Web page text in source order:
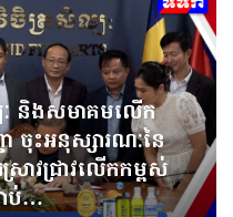
និងសមាគមលើក
ា ចុះអនុស្សារណៈនៃ
រាវជ្រាវលើកកម្ពស់
ប់…